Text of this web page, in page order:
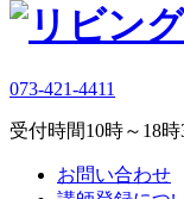
073-421-4411
受付時間10時～18
お問い合わせ